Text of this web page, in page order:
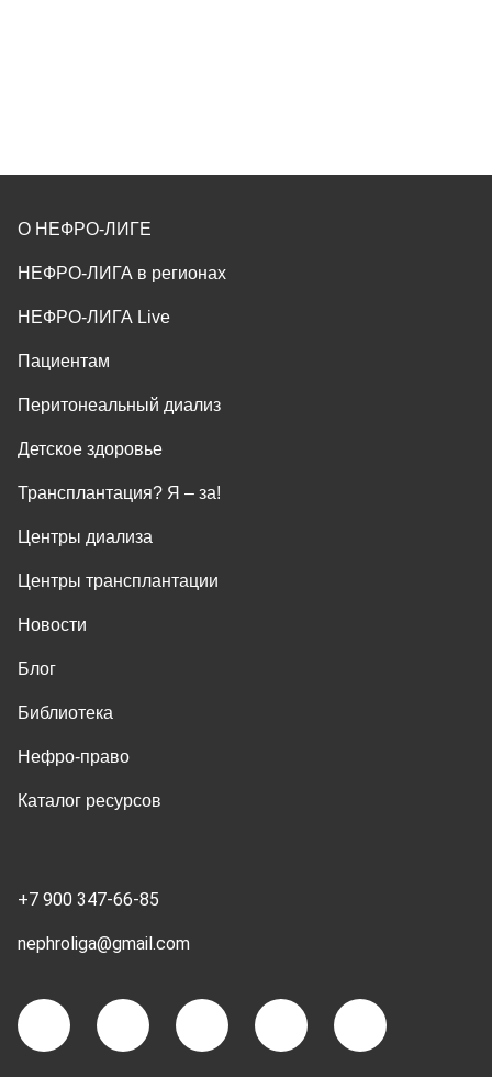
О НЕФРО-ЛИГЕ
НЕФРО-ЛИГА в регионах
НЕФРО-ЛИГА Live
Пациентам
Перитонеальный диализ
Детское здоровье
Трансплантация? Я ‒ за!
Центры диализа
Центры трансплантации
Новости
Блог
Библиотека
Нефро-право
Каталог ресурсов
+7 900 347-66-85
nephroliga@gmail.com